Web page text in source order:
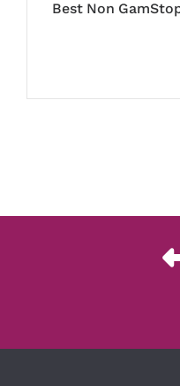
Best Non